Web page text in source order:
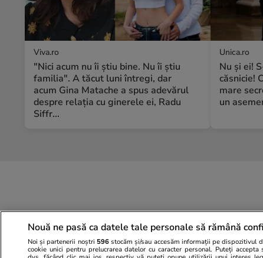
Viva.ro
"Nici acum nu îi știu bine. Nu îi știu
familia". A tăcut luni întregi, dar
acum Gina Matache a spus adevărul
despre relația cu ginerele ei, Radu
Siffr...
Unica.ro
Nu și ei!
căsnicie!
mare
un
Nouă ne pasă ca datele tale personale să rămână
Noi și partenerii noștri 596stocăm și/sau accesăm informații pe dispozitivul
cookie unici pentru prelucrarea datelor cu caracter personal. Puteți